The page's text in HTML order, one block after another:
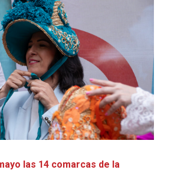
las 14 comarcas de la